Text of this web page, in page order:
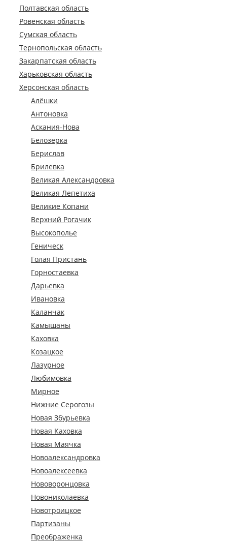
Полтавская область
Ровенская область
Сумская область
Тернопольская область
Закарпатская область
Харьковская область
Херсонская область
Алёшки
Антоновка
Аскания-Нова
Белозерка
Берислав
Брилевка
Великая Александровка
Великая Лепетиха
Великие Копани
Верхний Рогачик
Высокополье
Геническ
Голая Пристань
Горностаевка
Дарьевка
Ивановка
Каланчак
Камышаны
Каховка
Козацкое
Лазурное
Любимовка
Мирное
Нижние Серогозы
Новая Збурьевка
Новая Каховка
Новая Маячка
Новоалександровка
Новоалексеевка
Нововоронцовка
Новониколаевка
Новотроицкое
Партизаны
Преображенка